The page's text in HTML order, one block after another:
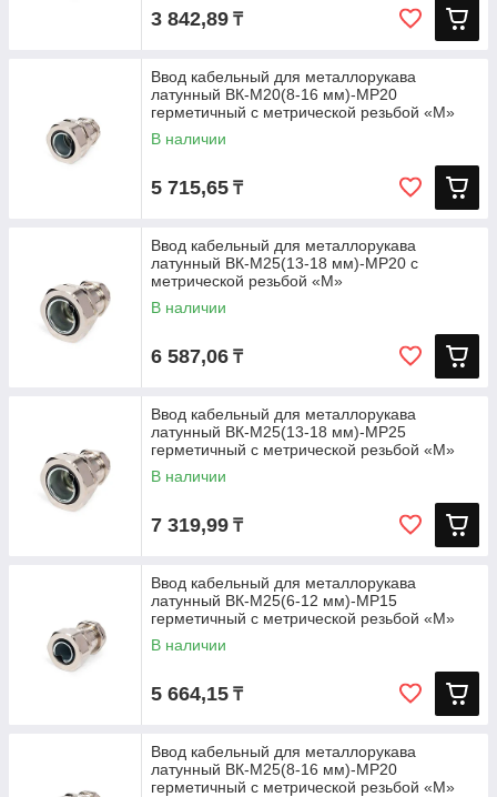
3 842,89 ₸
Ввод кабельный для металлорукава
латунный ВК-М20(8-16 мм)-МР20
герметичный с метрической резьбой «M»
В наличии
5 715,65 ₸
Ввод кабельный для металлорукава
латунный ВК-М25(13-18 мм)-МР20 с
метрической резьбой «M»
В наличии
6 587,06 ₸
Ввод кабельный для металлорукава
латунный ВК-М25(13-18 мм)-МР25
герметичный с метрической резьбой «M»
В наличии
7 319,99 ₸
Ввод кабельный для металлорукава
латунный ВК-М25(6-12 мм)-МР15
герметичный с метрической резьбой «M»
В наличии
5 664,15 ₸
Ввод кабельный для металлорукава
латунный ВК-М25(8-16 мм)-МР20
герметичный с метрической резьбой «M»